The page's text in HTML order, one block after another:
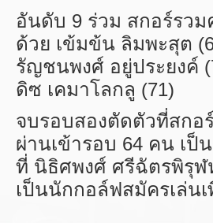
อันดับ 9 ร่วม สกอร์รวม
ด้วย เข้มข้น ลิมพะสุต (
รัญชนพงศ์ อยู่ประยงค์ (
ดิซ เคมาโลกลู (71)
จบรอบสองตัดตัวที่สกอ
ผ่านเข้ารอบ 64 คน เป็
ที่ นิธิศพงศ์ ศรีฉัตรพิรุฬ
เป็นนักกอล์ฟสมัครเล่น